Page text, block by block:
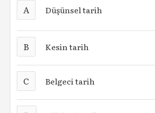
A Düşünsel tarih
B Kesin tarih
C Belgeci tarih